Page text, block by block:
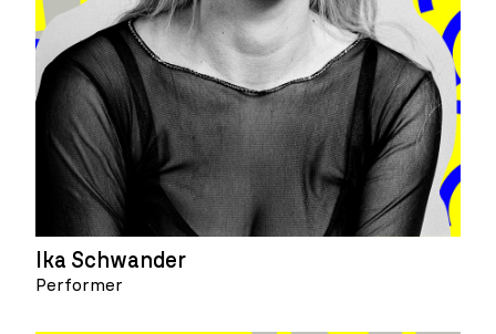
Ika Schwander
Performer